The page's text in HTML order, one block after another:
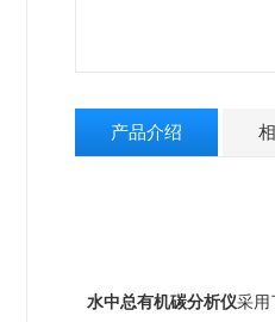
产品介绍
水中总有机碳分析仪采用